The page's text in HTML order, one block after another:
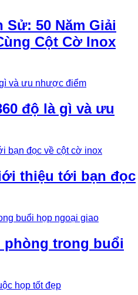
50 Năm Giải
Cột Cờ Inox
độ là gì và ưu
thiệu tới bạn đọc
phòng trong buổi